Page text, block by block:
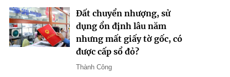
Đất chuyển nhượng, sử
dụng ổn định lâu năm
nhưng mất giấy tờ gốc, có
được cấp sổ đỏ?
Thành Công